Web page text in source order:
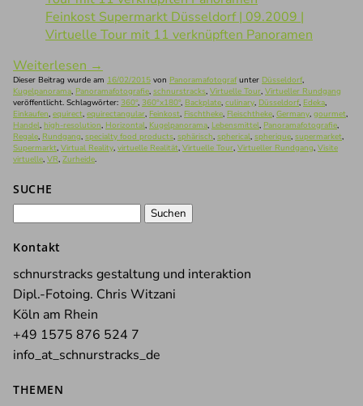
Feinkost Supermarkt Düsseldorf | 09.2009 |
Virtuelle Tour mit 11 verknüpften Panoramen
Weiterlesen →
Dieser Beitrag wurde am 16/02/2015 von Panoramafotografunter Düsseldorf,
Kugelpanorama, Panoramafotografie, schnurstracks, Virtuelle Tour, Virtueller Rundgang
veröffentlicht. Schlagwörter: 360°, 360°x180°, Backplate, culinary, Düsseldorf, Edeka,
Einkaufen, equirect, equirectangular, Feinkost, Fischtheke, Fleischtheke, Germany, gourmet,
Handel, high-resolution, Horizontal, Kugelpanorama, Lebensmittel, Panoramafotografie,
Regale, Rundgang, specialty food products, sphärisch, spherical, spherique, supermarket,
Supermarkt, Virtual Reality, virtuelle Realität, Virtuelle Tour, Virtueller Rundgang, Visite
virtuelle, VR, Zurheide.
SUCHE
Kontakt
schnurstracks gestaltung und interaktion
Dipl.-Fotoing. Chris Witzani
Köln am Rhein
+49 1575 876 524 7
info_at_schnurstracks_de
THEMEN